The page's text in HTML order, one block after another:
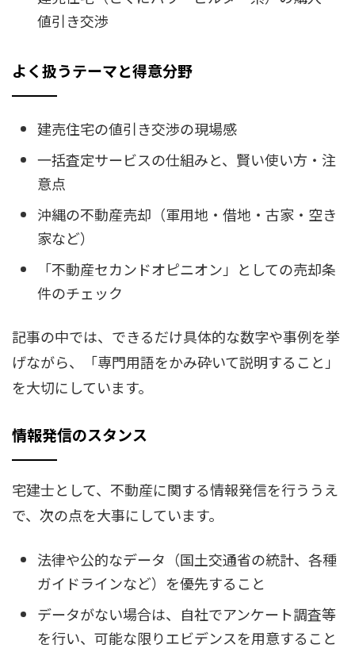
値引き交渉
よく扱うテーマと得意分野
建売住宅の値引き交渉の現場感
一括査定サービスの仕組みと、賢い使い方・注
意点
沖縄の不動産売却（軍用地・借地・古家・空き
家など）
「不動産セカンドオピニオン」としての売却条
件のチェック
記事の中では、できるだけ具体的な数字や事例を挙
げながら、「専門用語をかみ砕いて説明すること」
を大切にしています。
情報発信のスタンス
宅建士として、不動産に関する情報発信を行ううえ
で、次の点を大事にしています。
法律や公的なデータ（国土交通省の統計、各種
ガイドラインなど）を優先すること
データがない場合は、自社でアンケート調査等
を行い、可能な限りエビデンスを用意すること